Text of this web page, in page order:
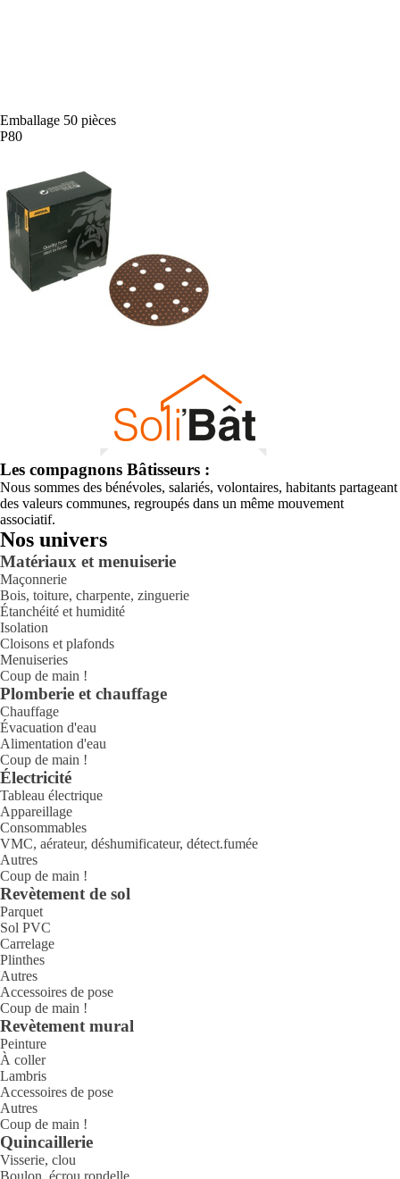
Emballage 50 pièces
P80
Les compagnons Bâtisseurs :
Nous sommes des bénévoles, salariés, volontaires, habitants partageant
des valeurs communes, regroupés dans un même mouvement
associatif.
Nos univers
Matériaux et menuiserie
Maçonnerie
Bois, toiture, charpente, zinguerie
Étanchéité et humidité
Isolation
Cloisons et plafonds
Menuiseries
Coup de main !
Plomberie et chauffage
Chauffage
Évacuation d'eau
Alimentation d'eau
Coup de main !
Électricité
Tableau électrique
Appareillage
Consommables
VMC, aérateur, déshumificateur, détect.fumée
Autres
Coup de main !
Revètement de sol
Parquet
Sol PVC
Carrelage
Plinthes
Autres
Accessoires de pose
Coup de main !
Revètement mural
Peinture
À coller
Lambris
Accessoires de pose
Autres
Coup de main !
Quincaillerie
Visserie, clou
Boulon, écrou rondelle